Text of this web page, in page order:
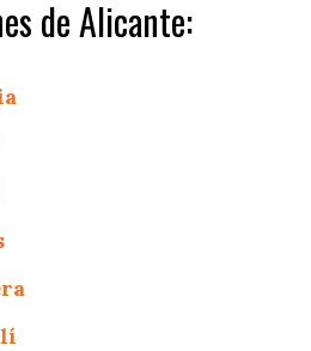
de Alicante: